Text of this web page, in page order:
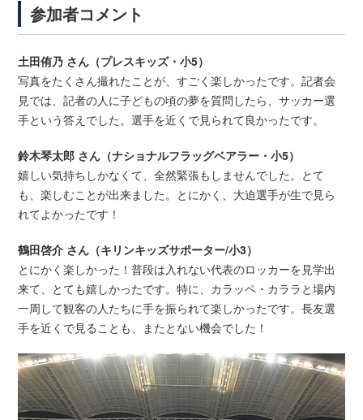
参加者コメント
土田侑乃 さん（プレスキッズ・小5）
写真をたくさん撮れたことが、すごく楽しかったです。記者会
見では、記者の人に子どもの頃の夢を質問したら、サッカー選
手という答えでした。選手を近くで見られて良かったです。
鈴木琴太郎 さん（ナショナルフラッグベアラー・小5）
嬉しい気持ちしかなくて、全然緊張もしませんでした。とて
も、楽しむことが出来ました。とにかく、大迫選手が生で見ら
れてよかったです！
鶴田啓介 さん（キリンキッズサポーター/小3）
とにかく楽しかった！普段は入れない代表のロッカーを見学出
来て、とても嬉しかったです。特に、カラッペ・カララと場内
一周して観客の人たちに手を振られて楽しかったです。長友選
手を近くで見ることも、またとない機会でした！